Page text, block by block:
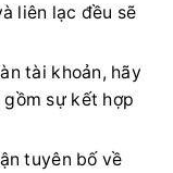
liên lạc đều sẽ
tài khoản, hãy
sự kết hợp
tuyên bố về